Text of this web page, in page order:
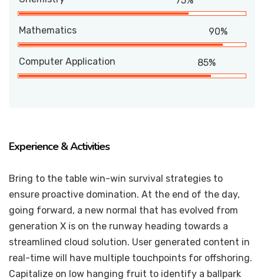
Mathematics 90%
Computer Application 85%
Experience & Activities
Bring to the table win-win survival strategies to
ensure proactive domination. At the end of the day,
going forward, a new normal that has evolved from
generation X is on the runway heading towards a
streamlined cloud solution. User generated content in
real-time will have multiple touchpoints for offshoring.
Capitalize on low hanging fruit to identify a ballpark